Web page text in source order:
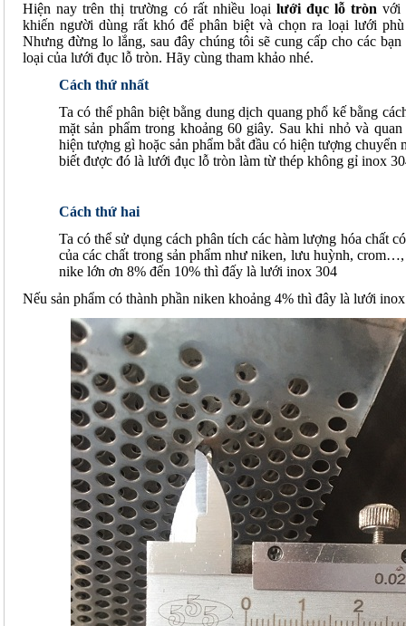
Hiện nay trên thị trường có rất nhiều loại lưới đục lỗ tròn với
khiến người dùng rất khó để phân biệt và chọn ra loại lưới
Nhưng đừng lo lắng, sau đây chúng tôi sẽ cung cấp cho các
loại của lưới đục lỗ tròn. Hãy cùng tham khảo nhé.
Cách thứ nhất
Ta có thể phân biệt bằng dung dịch quang phổ kế bằng
mặt sản phẩm trong khoảng 60 giây. Sau khi nhỏ và
hiện tượng gì hoặc sản phẩm bắt đầu có hiện tượng chuyển
biết được đó là lưới đục lỗ tròn làm từ thép không gỉ inox
Cách thứ hai
Ta có thể sử dụng cách phân tích các hàm lượng hóa chất
của các chất trong sản phẩm như niken, lưu huỳnh, crom…,
nike lớn ơn 8% đến 10% thì đấy là lưới inox 304
Nếu sản phẩm có thành phần niken khoảng 4% thì đây là lưới